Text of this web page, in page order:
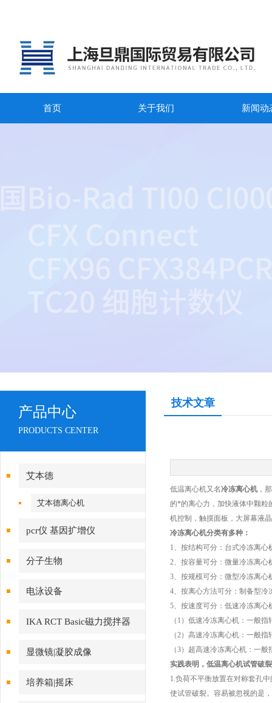
首页 关于我们 新闻动
产品中心
PRODUCTS CENTER
艾本德
艾本德离心机
pcr仪 基因扩增仪
分子生物
电泳设备
IKA RCT Basic磁力搅拌器
显微镜|凝胶成像
培养箱|摇床
技术文章
低温离心机又名冷冻离心机 ，
的*的离心力，加快液体中颗粒
机控制，触摸面板，大屏幕液
冷冻离心机分类有多种：
1、按结构可分：台式冷冻离
2、按容量可分：微量冷冻离
3、按规模可分：微型冷冻离
4、按离心方法可分：制备型
5、按速度可分：低速冷冻离
（1）低速冷冻离心机：一般
（2）高速冷冻离心机：一般
（3）超高速冷冻离心机：一
实践表明，低温离心机试管破
1.负荷不平衡放置在对称套孔
使试管破裂。容易被忽视的是